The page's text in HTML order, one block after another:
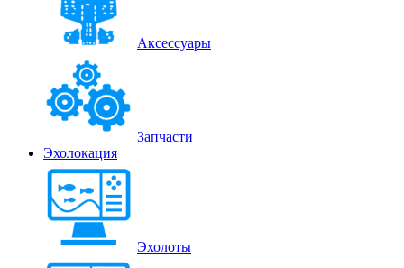
Аксессуары
Запчасти
Эхолокация
Эхолоты